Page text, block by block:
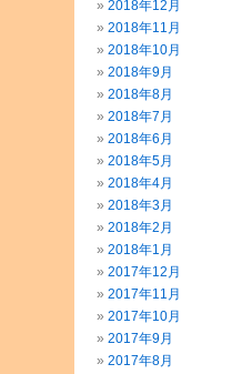
2018年12月
2018年11月
2018年10月
2018年9月
2018年8月
2018年7月
2018年6月
2018年5月
2018年4月
2018年3月
2018年2月
2018年1月
2017年12月
2017年11月
2017年10月
2017年9月
2017年8月